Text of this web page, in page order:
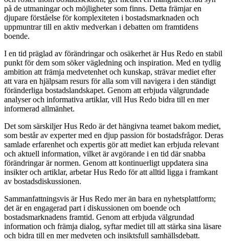
på de utmaningar och möjligheter som finns. Detta främjar en
djupare förståelse för komplexiteten i bostadsmarknaden och
uppmuntrar till en aktiv medverkan i debatten om framtidens
boende.
I en tid präglad av förändringar och osäkerhet är Hus Redo en stabil
punkt för dem som söker vägledning och inspiration. Med en tydlig
ambition att främja medvetenhet och kunskap, strävar mediet efter
att vara en hjälpsam resurs för alla som vill navigera i den ständigt
föränderliga bostadslandskapet. Genom att erbjuda välgrundade
analyser och informativa artiklar, vill Hus Redo bidra till en mer
informerad allmänhet.
Det som särskiljer Hus Redo är det hängivna teamet bakom mediet,
som består av experter med en djup passion för bostadsfrågor. Deras
samlade erfarenhet och expertis gör att mediet kan erbjuda relevant
och aktuell information, vilket är avgörande i en tid där snabba
förändringar är normen. Genom att kontinuerligt uppdatera sina
insikter och artiklar, arbetar Hus Redo för att alltid ligga i framkant
av bostadsdiskussionen.
Sammanfattningsvis är Hus Redo mer än bara en nyhetsplattform;
det är en engagerad part i diskussionen om boende och
bostadsmarknadens framtid. Genom att erbjuda välgrundad
information och främja dialog, syftar mediet till att stärka sina läsare
och bidra till en mer medveten och insiktsfull samhällsdebatt.